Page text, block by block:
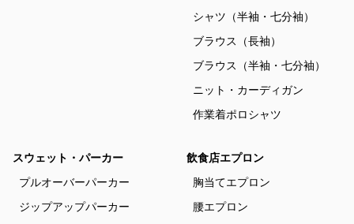
シャツ（半袖・七分袖）
ブラウス（長袖）
ブラウス（半袖・七分袖）
ニット・カーディガン
作業着ポロシャツ
スウェット・パーカー
プルオーバーパーカー
ジップアップパーカー
飲食店エプロン
胸当てエプロン
腰エプロン